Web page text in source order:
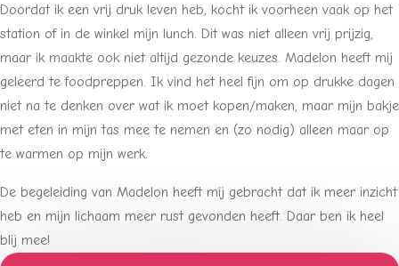
Doordat ik een vrij druk leven heb, kocht ik voorheen vaak op het
station of in de winkel mijn lunch. Dit was niet alleen vrij prijzig,
maar ik maakte ook niet altijd gezonde keuzes. Madelon heeft mij
geleerd te foodpreppen. Ik vind het heel fijn om op drukke dagen
niet na te denken over wat ik moet kopen/maken, maar mijn bakje
met eten in mijn tas mee te nemen en (zo nodig) alleen maar op
te warmen op mijn werk.
De begeleiding van Madelon heeft mij gebracht dat ik meer inzicht
heb en mijn lichaam meer rust gevonden heeft. Daar ben ik heel
blij mee!